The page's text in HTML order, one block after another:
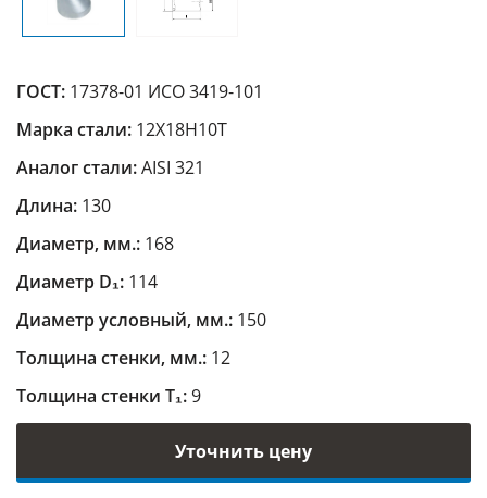
ГОСТ: 17378-01 ИСО 3419-101
Марка стали: 12Х18Н10Т
Аналог стали:AISI 321
Длина: 130
Диаметр, мм.: 168
Диаметр D₁: 114
Диаметр условный, мм.: 150
Толщина стенки, мм.: 12
Толщина стенки Т₁:9
Уточнить цену